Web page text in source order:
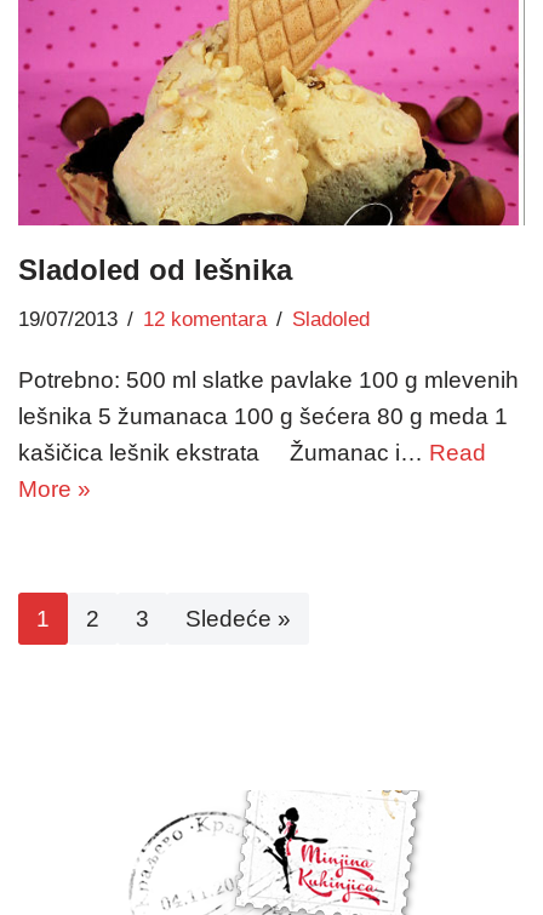
Sladoled od lešnika
19/07/2013 12 komentara Sladoled
Potrebno: 500 ml slatke pavlake 100 g mlevenih
lešnika 5 žumanaca 100 g šećera 80 g meda 1
kašičica lešnik ekstrata Žumanac i… Read
More »
1 2 3 Sledeće »